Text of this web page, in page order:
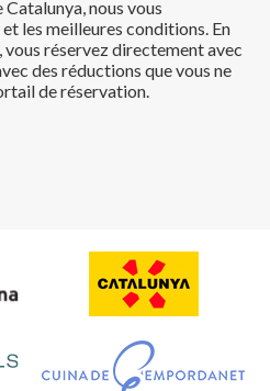
nous vous
les meilleures conditions. En
réservez directement avec
des réductions que vous ne
de réservation.
Tout accepter